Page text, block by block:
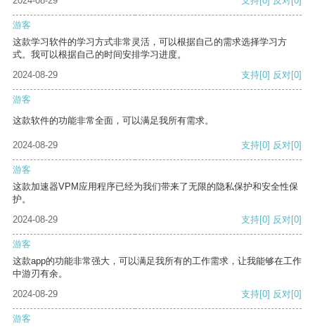
游客
这款学习软件的学习方式非常灵活，可以根据自己的需求选择学习方
式。我可以根据自己的时间安排学习进度。
2024-08-29
支持[0] 反对[0]
游客
这款软件的功能非常全面，可以满足我所有需求。
2024-08-29 支持[0] 反对[0]
游客
这款加速器VPM应用程序已经为我们带来了无限的隐私保护和安全性保
护。
2024-08-29
支持[0] 反对[0]
游客
这款app的功能非常强大，可以满足我所有的工作需求，让我能够在工作
中游刃有余。
2024-08-29
支持[0] 反对[0]
游客